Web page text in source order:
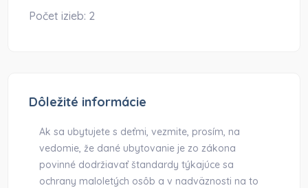
Počet izieb: 2
Dôležité informácie
Ak sa ubytujete s deťmi, vezmite, prosím, na
vedomie, že dané ubytovanie je zo zákona
povinné dodržiavať štandardy týkajúce sa
ochrany maloletých osôb a v nadväznosti na to